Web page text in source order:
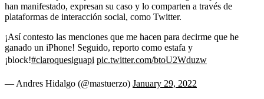
han manifestado, expresan su caso y lo comparten a través de
plataformas de interacción social, como Twitter.
¡Así contesto las menciones que me hacen para decirme que he
ganado un iPhone! Seguido, reporto como estafa y
¡block!#claroquesiguapi pic.twitter.com/btoU2Wduzw
— Andres Hidalgo (@mastuerzo) January 29, 2022